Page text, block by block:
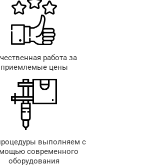
работа за
приемлемые цены
выполняем с
современного
оборудования